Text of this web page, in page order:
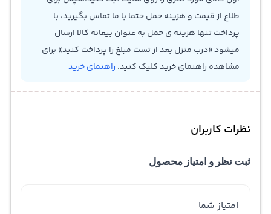
طلاع از قیمت و هزینه حمل حتما با ما تماس بگیرید، با
پرداخت تنها هزینه ی حمل به عنوان بیعانه کالا ارسال
میشود «درب منزل بعد از تست مبلغ را پرداخت کنید» برای
مشاهده راهنمای خرید کلیک کنید. راهنمای خرید
نظرات کاربران
ثبت نظر و امتیاز محصول
امتیاز شما